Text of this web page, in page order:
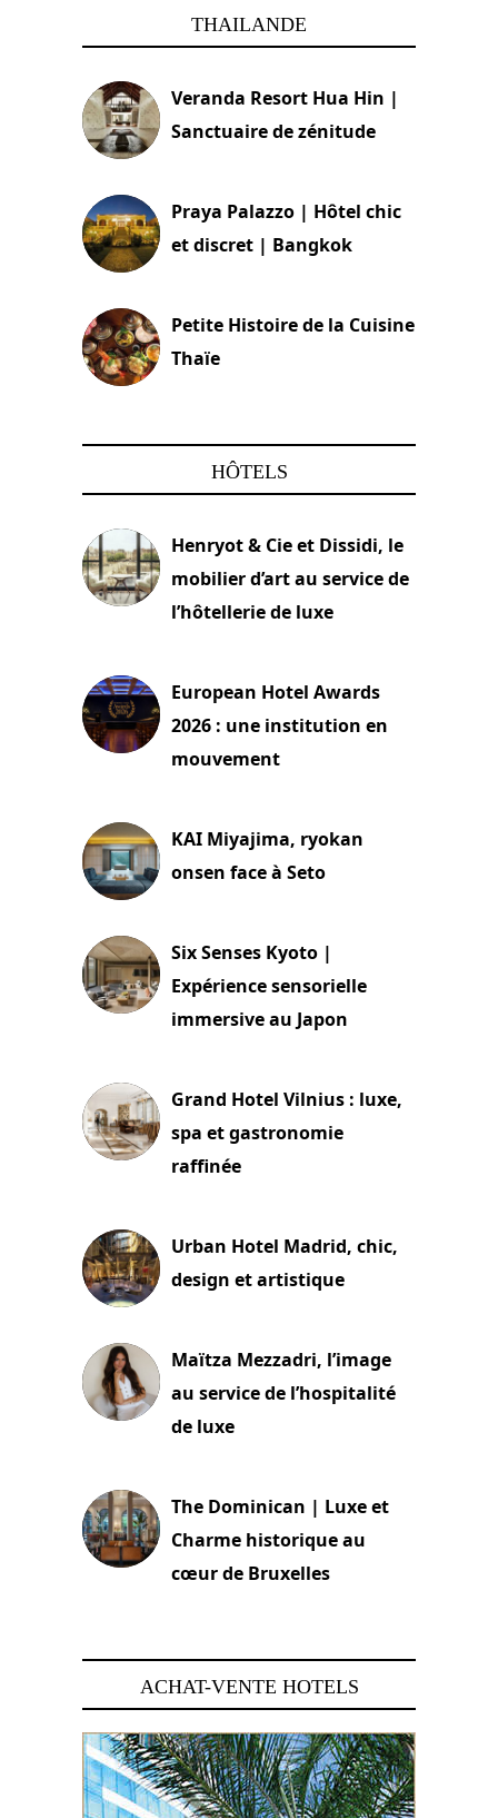
THAILANDE
Veranda Resort Hua Hin |
Sanctuaire de zénitude
Praya Palazzo | Hôtel chic
et discret | Bangkok
Petite Histoire de la Cuisine
Thaïe
HÔTELS
Henryot & Cie et Dissidi, le
mobilier d’art au service de
l’hôtellerie de luxe
European Hotel Awards
2026 : une institution en
mouvement
KAI Miyajima, ryokan
onsen face à Seto
Six Senses Kyoto |
Expérience sensorielle
immersive au Japon
Grand Hotel Vilnius : luxe,
spa et gastronomie
raffinée
Urban Hotel Madrid, chic,
design et artistique
Maïtza Mezzadri, l’image
au service de l’hospitalité
de luxe
The Dominican | Luxe et
Charme historique au
cœur de Bruxelles
ACHAT-VENTE HOTELS